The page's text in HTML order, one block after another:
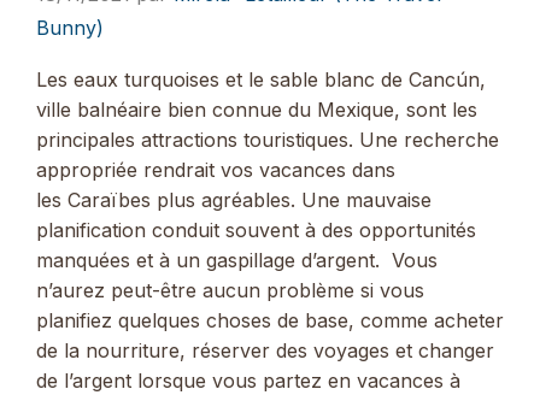
Bunny)
Les eaux turquoises et le sable blanc de Cancún,
ville balnéaire bien connue du Mexique, sont les
principales attractions touristiques. Une recherche
appropriée rendrait vos vacances dans
les Caraïbes plus agréables. Une mauvaise
planification conduit souvent à des opportunités
manquées et à un gaspillage d’argent. Vous
n’aurez peut-être aucun problème si vous
planifiez quelques choses de base, comme acheter
de la nourriture, réserver des voyages et changer
de l’argent lorsque vous partez en vacances à